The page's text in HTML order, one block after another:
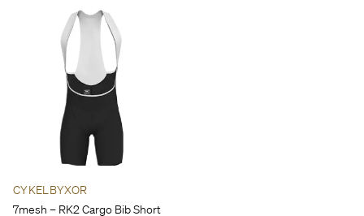
CYKELBYXOR
7mesh – RK2 Cargo Bib Short